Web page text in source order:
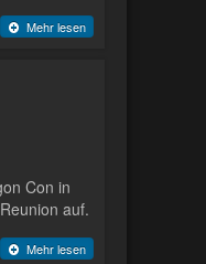
Mehr lesen
Con in
auf.
Mehr lesen